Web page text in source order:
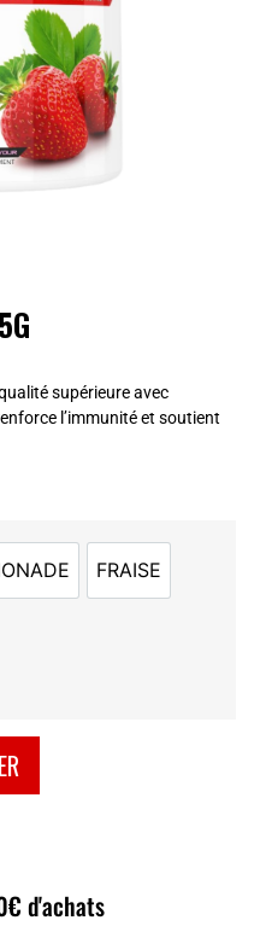
supérieure avec
l’immunité et soutient
FRAISE
FRAISE
d'achats